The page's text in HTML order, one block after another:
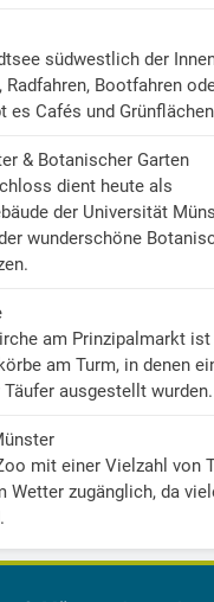
südwestlich der
Radfahren, Bootfahren
es Cafés und
& Botanischer Garten
dient heute als
der Universität
wunderschöne
am Prinzipalmarkt
am Turm, in denen
ausgestellt wurden.
mit einer Vielzahl von
Wetter zugänglich, da